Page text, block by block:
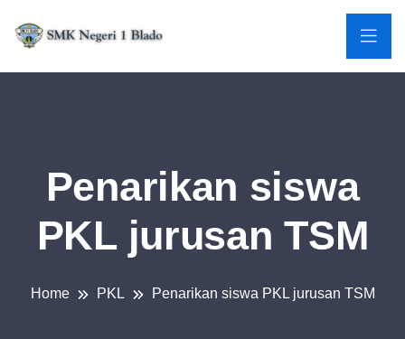
Penarikan siswa
PKL jurusan TSM
Home PKL Penarikan siswa PKL jurusan TSM